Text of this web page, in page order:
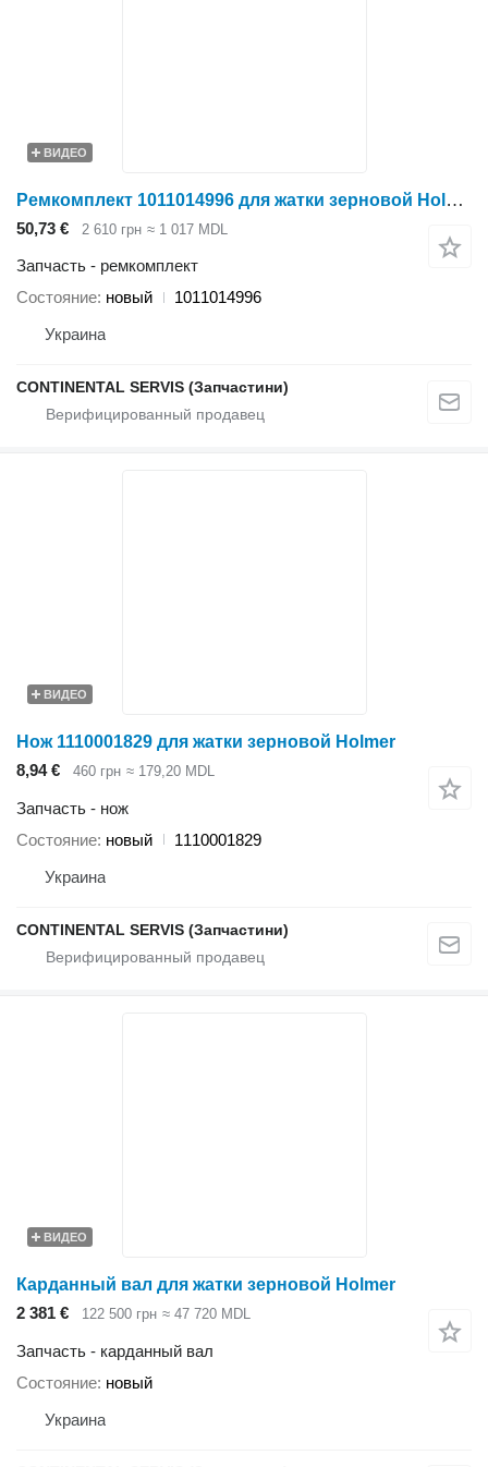
ВИДЕО
Ремкомплект 1011014996 для жатки зерновой Holmer
50,73 € 2 610 грн ≈ 1 017 MDL
Запчасть - ремкомплект
Состояние новый
1011014996
Украина
CONTINENTAL SERVIS (Запчастини)
ВИДЕО
Нож 1110001829 для жатки зерновой Holmer
8,94 €
460 грн ≈ 179,20 MDL
Запчасть - нож
Состояние новый
1110001829
Украина
CONTINENTAL SERVIS (Запчастини)
ВИДЕО
Карданный вал для жатки зерновой Holmer
2 381 €
122 500 грн ≈ 47 720 MDL
Запчасть - карданный вал
Состояние новый
Украина